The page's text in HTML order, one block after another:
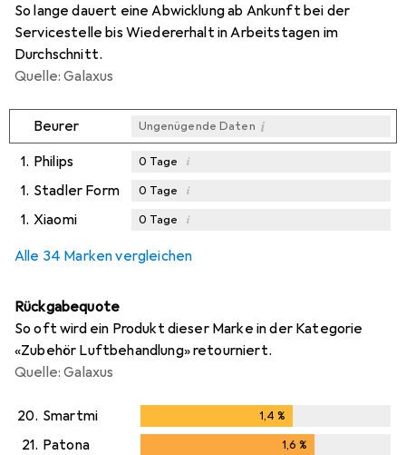
So lange dauert eine Abwicklung ab Ankunft bei der
Servicestelle bis Wiedererhalt in Arbeitstagen im
Durchschnitt.
Quelle: Galaxus
Beurer Ungenügende Daten i
1. Philips 0 Tage i
1. Stadler Form 0 Tage i
1. Xiaomi 0 Tage i
Alle 34 Marken vergleichen
Rückgabequote
So oft wird ein Produkt dieser Marke in der Kategorie
«Zubehör Luftbehandlung» retourniert.
Quelle: Galaxus
20. Smartmi 1,4 %
21. Patona 1,6 %